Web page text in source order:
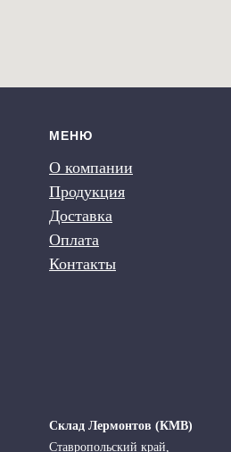
МЕНЮ
О компании
Продукция
Доставка
Оплата
Контакты
Склад Лермонтов (КМВ)
Ставропольский край,